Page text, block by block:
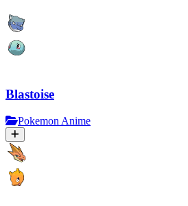
Blastoise
Pokemon Anime